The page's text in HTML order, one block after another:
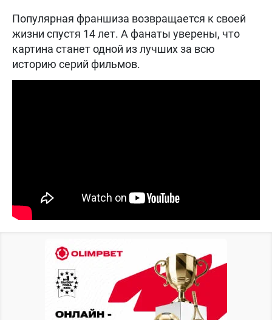
Популярная франшиза возвращается к своей
жизни спустя 14 лет. А фанаты уверены, что
картина станет одной из лучших за всю
историю серий фильмов.